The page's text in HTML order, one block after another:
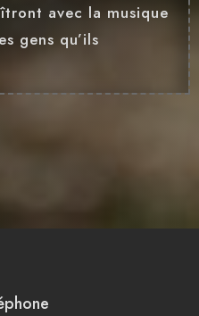
avec la musique
gens qu’ils